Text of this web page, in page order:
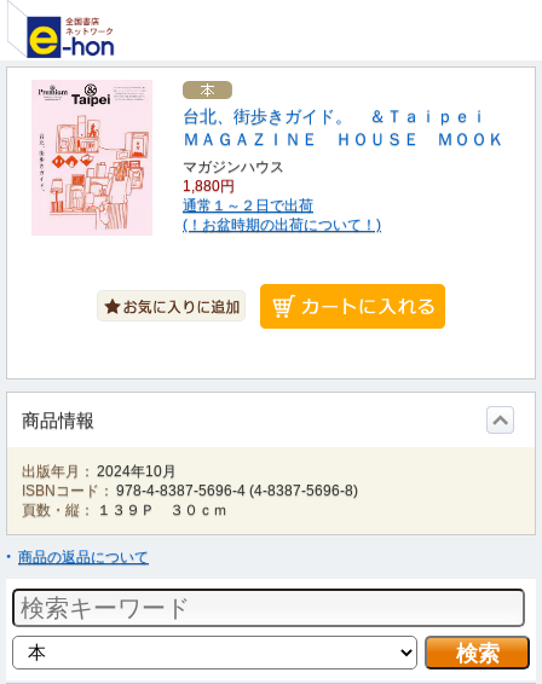
台北、街歩きガイド。 ＆Ｔａｉｐｅｉ
ＭＡＧＡＺＩＮＥ ＨＯＵＳＥ ＭＯＯＫ
マガジンハウス
1,880円
通常１～２日で出荷
(！お盆時期の出荷について！)
商品情報
出版年月： 2024年10月
ISBNコード： 978-4-8387-5696-4 (4-8387-5696-8)
頁数・縦：
１３９Ｐ ３０ｃｍ
商品の返品について